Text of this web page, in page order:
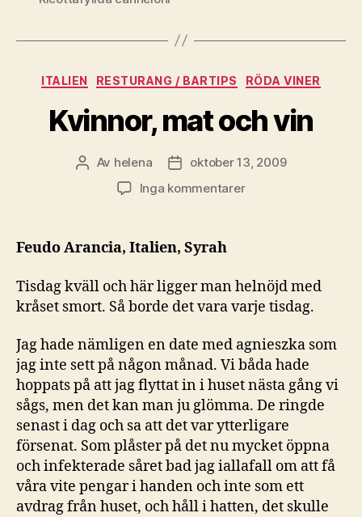
Kategorier
ITALIEN RESTURANG / BARTIPS RÖDA VINER
Kvinnor, mat och vin
Inläggsförfattare
Av helena Inläggsdatum
oktober 13, 2009
Inga kommentarertill
Feudo Arancia, Italien, Syrah
Tisdag kväll och här ligger man helnöjd med
kråset smort. Så borde det vara varje tisdag.
Jag hade nämligen en date med agnieszka som
jag inte sett på någon månad. Vi båda hade
hoppats på att jag flyttat in i huset nästa gång vi
sågs, men det kan man ju glömma. De ringde
senast i dag och sa att det var ytterligare
försenat. Som plåster på det nu mycket öppna
och infekterade såret bad jag iallafall om att få
våra vite pengar i handen och inte som ett
avdrag från huset, och håll i hatten, det skulle